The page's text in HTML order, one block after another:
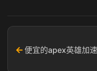
← 便宜的apex英雄加